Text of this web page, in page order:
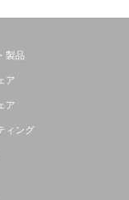
製品
ア
ア
ィング